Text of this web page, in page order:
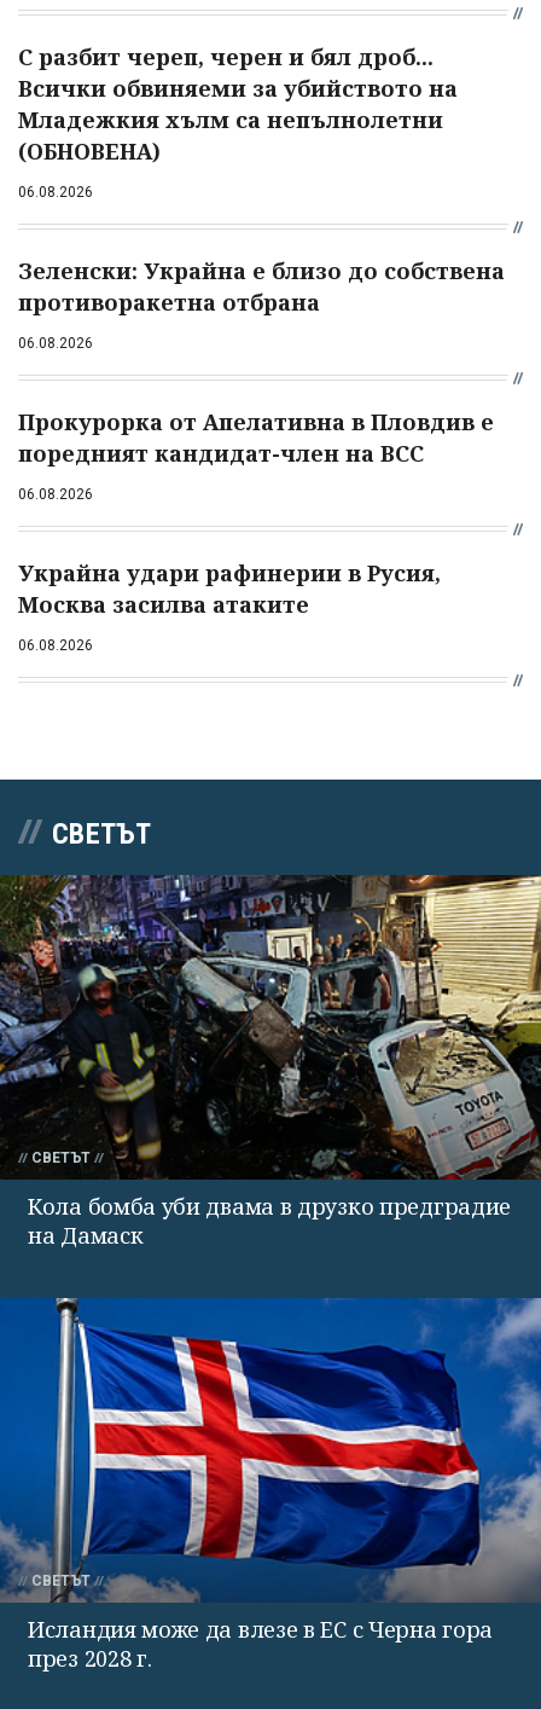
С разбит череп, черен и бял дроб...
Всички обвиняеми за убийството на
Младежкия хълм са непълнолетни
(ОБНОВЕНА)
06.08.2026
Зеленски: Украйна е близо до собствена
противоракетна отбрана
06.08.2026
Прокурорка от Апелативна в Пловдив е
поредният кандидат-член на ВСС
06.08.2026
Украйна удари рафинерии в Русия,
Москва засилва атаките
06.08.2026
СВЕТЪТ
СВЕТЪТ
Кола бомба уби двама в друзко предградие
на Дамаск
СВЕТЪТ
Исландия може да влезе в ЕС с Черна гора
през 2028 г.